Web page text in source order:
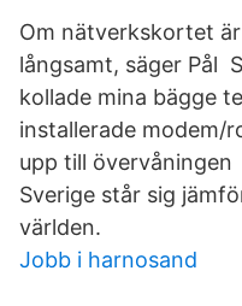
Om nätverkskortet
långsamt, säger Pål
kollade mina bägge
installerade modem/
upp till övervåningen
Sverige står sig
världen.
Jobb i harnosand